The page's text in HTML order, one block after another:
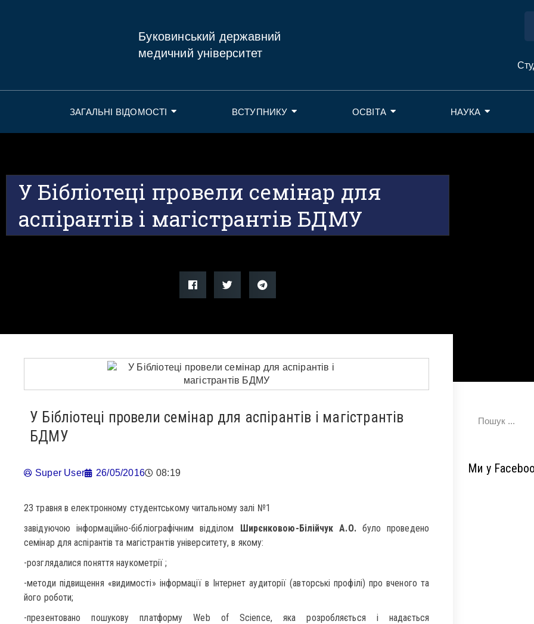
Буковинський державний
медичний університет
ЗАГАЛЬНІ ВІДОМОСТІ ВСТУПНИКУ ОСВІТА НАУКА
У Бібліотеці провели семінар для
аспірантів і магістрантів БДМУ
У Бібліотеці провели семінар для аспірантів і магістрантів
БДМУ
Super User 26/05/2016 08:19
23 травня в електронному студентському читальному залі №1
завідуючою інформаційно-бібліографічним відділом Ширєнковою-Білійчук А.О.було проведено
семінар для аспірантів та магістрантів університету, в якому:
-розглядалися поняття наукометрії ;
-методи підвищення «видимості» інформації в Інтернет аудиторії (авторські профілі) про вченого та
його роботи;
-презентовано пошукову платформу Web of Science, яка розробляється і надається
Ми у